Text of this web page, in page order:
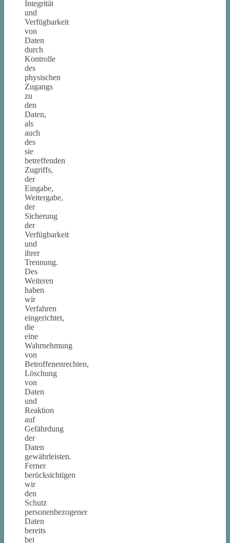
Integrität
und
Verfügbarkeit
von
Daten
durch
Kontrolle
des
physischen
Zugangs
zu
den
Daten,
als
auch
des
sie
betreffenden
Zugriffs,
der
Eingabe,
Weitergabe,
der
Sicherung
der
Verfügbarkeit
und
ihrer
Trennung.
Des
Weiteren
haben
wir
Verfahren
eingerichtet,
die
eine
Wahrnehmung
von
Betroffenenrechten,
Löschung
von
Daten
und
Reaktion
auf
Gefährdung
der
Daten
gewährleisten.
Ferner
berücksichtigen
wir
den
Schutz
personenbezogener
Daten
bereits
bei